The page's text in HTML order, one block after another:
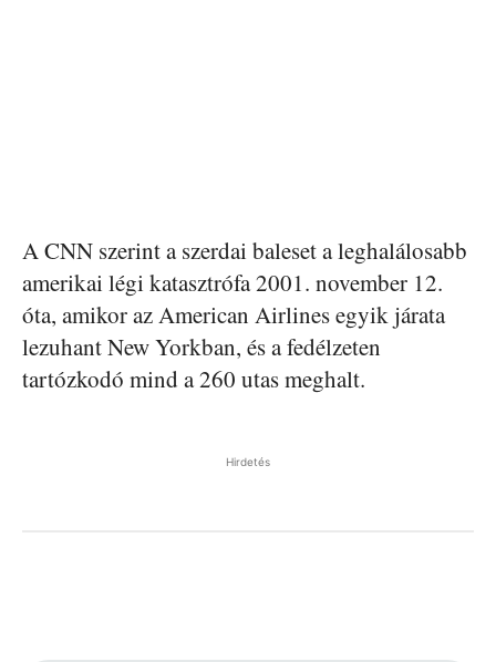
A CNN szerint a szerdai baleset a leghalálosabb
amerikai légi katasztrófa 2001. november 12.
óta, amikor az American Airlines egyik járata
lezuhant New Yorkban, és a fedélzeten
tartózkodó mind a 260 utas meghalt.
Hirdetés